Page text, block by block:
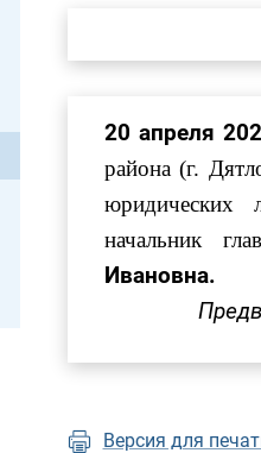
20 апреля
района (г.
юридических
начальник
Ивановна.
Версия для